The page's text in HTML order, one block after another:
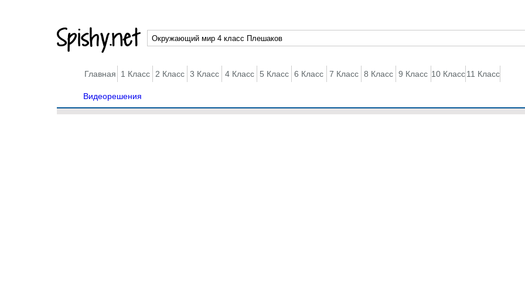
Spishy.net
Главная 1 Класс 2 Класс 3 Класс 4 Класс 5 Класс 6 Класс 7 Класс 8 Класс 9 Класс 10 Класс 11 Класс
Видеорешения